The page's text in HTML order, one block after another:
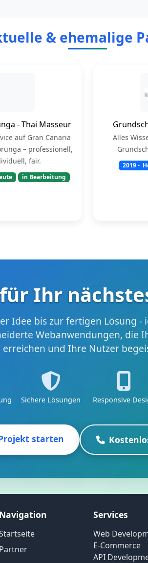
& ehemalige
- Thai Masseur
auf Gran Canaria
– professionell,
fair.
in Bearbeitung
Alles
2019-
Ihr
Idee bis zur fertigen Lösung -
Webanwendungen, die
erreichen und Ihre Nutzer
Sichere Lösungen Responsive
starten
Navigation
Partner
Services
Web
E-Commerce
API